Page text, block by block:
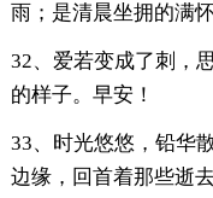
雨；是清晨坐拥的满
32、爱若变成了刺，
的样子。早安！
33、时光悠悠，铅华
边缘，回首着那些逝